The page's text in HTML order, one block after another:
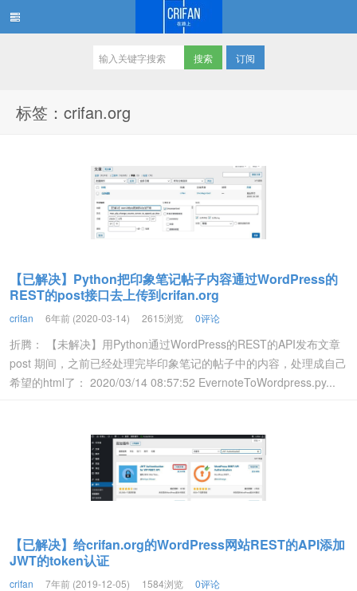
订阅
标签：crifan.org
【已解决】Python把印象笔记帖子内容通过WordPress的
REST的post接口去上传到crifan.org
crifan 6年前 (2020-03-14) 2615浏览 0评论
折腾： 【未解决】用Python通过WordPress的REST的API发布文章
post 期间，之前已经处理完毕印象笔记的帖子中的内容，处理成自己
希望的html了： 2020/03/14 08:57:52 EvernoteToWordpress.py...
【已解决】给crifan.org的WordPress网站REST的API添加
JWT的token认证
crifan 7年前 (2019-12-05) 1584浏览 0评论